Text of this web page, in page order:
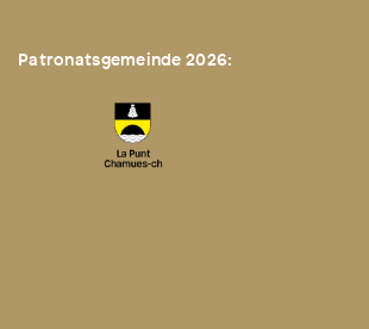
Patronatsgemeinde 2026: